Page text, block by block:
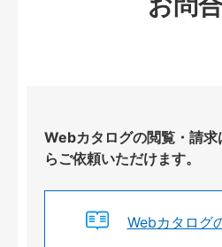
Webカタログの閲覧・請
らご依頼いただけます。
Webカタログ